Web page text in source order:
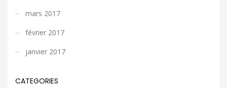
mars 2017
février 2017
janvier 2017
CATEGORIES